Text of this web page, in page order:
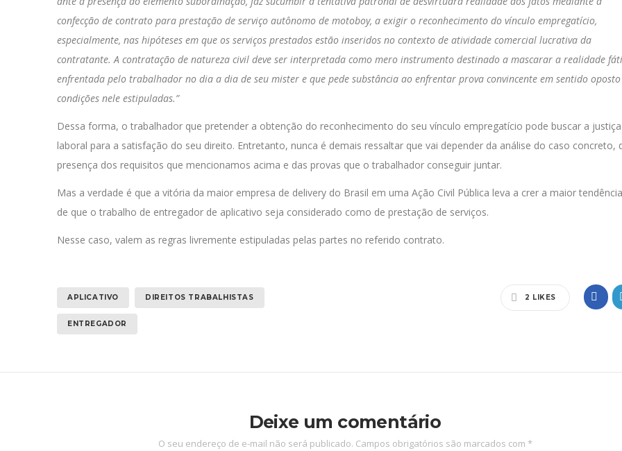
confecção de contrato para prestação de serviço autônomo de motoboy, a exigir o reconhecimento do vínculo empregatício,
especialmente, nas hipóteses em que os serviços prestados estão inseridos no contexto de atividade comercial lucrativa da
contratante. A contratação de natureza civil deve ser interpretada como mero instrumento destinado a mascarar a realidade
enfrentada pelo trabalhador no dia a dia de seu mister e que pede substância ao enfrentar prova convincente em sentido
condições nele estipuladas.”
Dessa forma, o trabalhador que pretender a obtenção do reconhecimento do seu vínculo empregatício pode buscar a justiça
laboral para a satisfação do seu direito. Entretanto, nunca é demais ressaltar que vai depender da análise do caso concreto,
presença dos requisitos que mencionamos acima e das provas que o trabalhador conseguir juntar.
Mas a verdade é que a vitória da maior empresa de delivery do Brasil em uma Ação Civil Pública leva a crer a maior tendência
de que o trabalho de entregador de aplicativo seja considerado como de prestação de serviços.
Nesse caso, valem as regras livremente estipuladas pelas partes no referido contrato.
APLICATIVO DIREITOS TRABALHISTAS
ENTREGADOR
2 LIKES
Deixe um comentário
O seu endereço de e-mail não será publicado. Campos obrigatórios são marcados com *